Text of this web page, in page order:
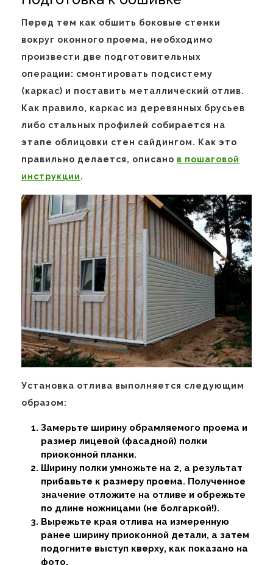
Перед тем как обшить боковые стенки
вокруг оконного проема, необходимо
произвести две подготовительных
операции: смонтировать подсистему
(каркас) и поставить металлический отлив.
Как правило, каркас из деревянных брусьев
либо стальных профилей собирается на
этапе облицовки стен сайдингом. Как это
правильно делается, описано в пошаговой
инструкции.
Установка отлива выполняется следующим
образом:
Замерьте ширину обрамляемого проема и
размер лицевой (фасадной) полки
приоконной планки.
Ширину полки умножьте на 2, а результат
прибавьте к размеру проема. Полученное
значение отложите на отливе и обрежьте
по длине ножницами (не болгаркой!).
Вырежьте края отлива на измеренную
ранее ширину приоконной детали, а затем
подогните выступ кверху, как показано на
фото.